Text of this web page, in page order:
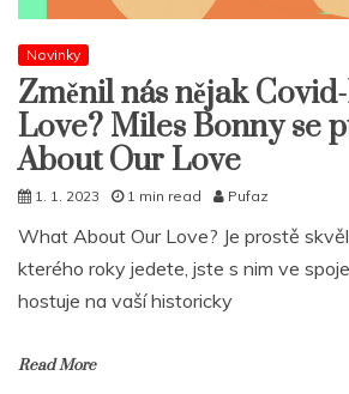
Novinky
Změnil nás nějak
Love? Miles Bonny se
About Our Love
1. 1. 2023 1 min read Pufaz
What About Our Love? Je prostě
kterého roky jedete, jste s nim ve
hostuje na vaší historicky
Read More